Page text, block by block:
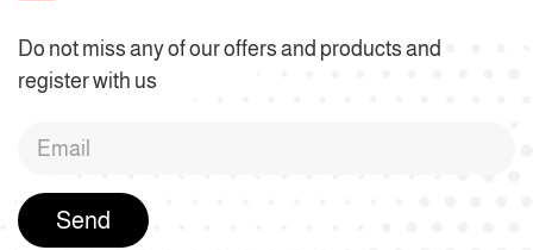
Do not miss any of our offers and products and
register with us
Send